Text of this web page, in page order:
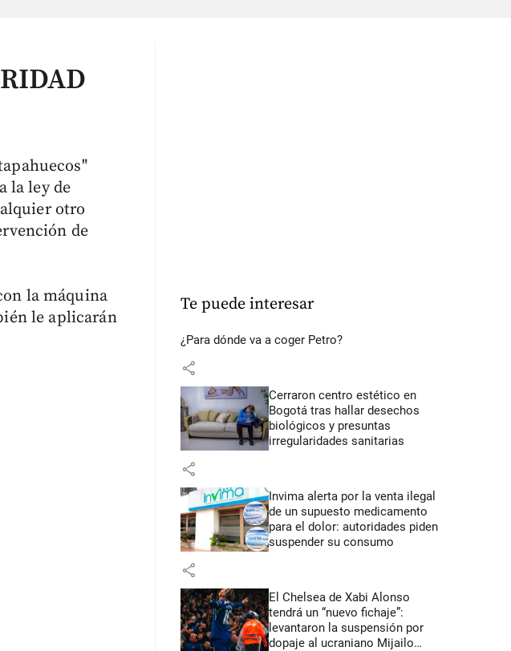
la ley de
otro
de
la máquina
le aplicarán
Te puede interesar
¿Para dónde va a coger Petro?
share
Cerraron centro estético en
Bogotá tras hallar desechos
biológicos y presuntas
irregularidades sanitarias
share
Invima alerta por la venta ilegal
de un supuesto medicamento
para el dolor: autoridades piden
suspender su consumo
share
El Chelsea de Xabi Alonso
tendrá un “nuevo fichaje”:
levantaron la suspensión por
dopaje al ucraniano Mijailo